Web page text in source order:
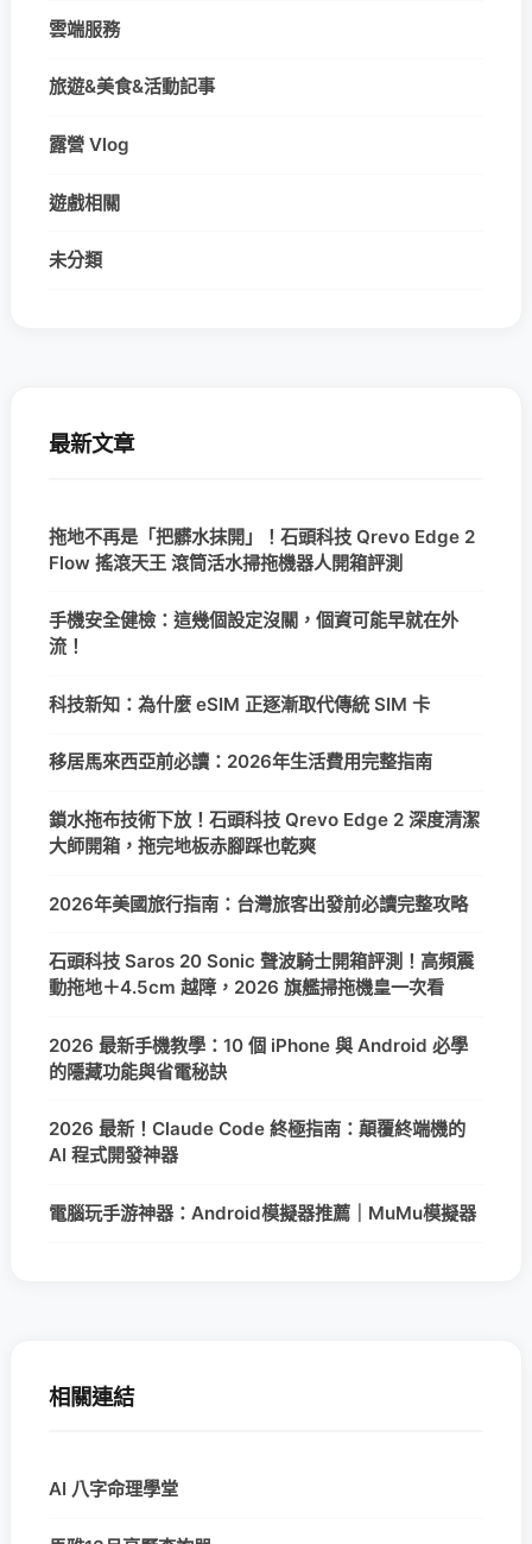
雲端服務
旅遊&美食&活動記事
露營 Vlog
遊戲相關
未分類
最新文章
拖地不再是「把髒水抹開」！石頭科技 Qrevo Edge 2
Flow 搖滾天王 滾筒活水掃拖機器人開箱評測
手機安全健檢：這幾個設定沒關，個資可能早就在外
流！
科技新知：為什麼 eSIM 正逐漸取代傳統 SIM 卡
移居馬來西亞前必讀：2026年生活費用完整指南
鎖水拖布技術下放！石頭科技 Qrevo Edge 2 深度清潔
大師開箱，拖完地板赤腳踩也乾爽
2026年美國旅行指南：台灣旅客出發前必讀完整攻略
石頭科技 Saros 20 Sonic 聲波騎士開箱評測！高頻震
動拖地＋4.5cm 越障，2026 旗艦掃拖機皇一次看
2026 最新手機教學：10 個 iPhone 與 Android 必學
的隱藏功能與省電秘訣
2026 最新！Claude Code 終極指南：顛覆終端機的
AI 程式開發神器
電腦玩手游神器：Android模擬器推薦｜MuMu模擬器
相關連結
AI 八字命理學堂